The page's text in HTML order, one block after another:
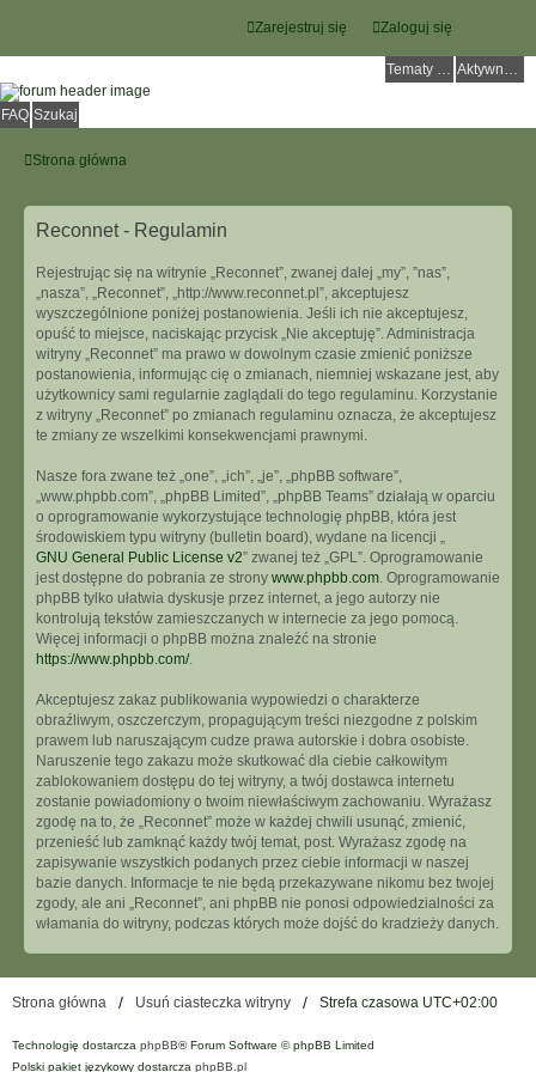
Zaloguj się
Zarejestruj się
Tematy bez odpowiedzi Aktywne tematy
FAQ Szukaj
Strona główna
Reconnet - Regulamin
Rejestrując się na witrynie „Reconnet”, zwanej dalej „my”, ”nas”,
„nasza”, „Reconnet”, „http://www.reconnet.pl”, akceptujesz
wyszczególnione poniżej postanowienia. Jeśli ich nie akceptujesz,
opuść to miejsce, naciskając przycisk „Nie akceptuję”. Administracja
witryny „Reconnet” ma prawo w dowolnym czasie zmienić poniższe
postanowienia, informując cię o zmianach, niemniej wskazane jest, aby
użytkownicy sami regularnie zaglądali do tego regulaminu. Korzystanie
z witryny „Reconnet” po zmianach regulaminu oznacza, że akceptujesz
te zmiany ze wszelkimi konsekwencjami prawnymi.
Nasze fora zwane też „one”, „ich”, „je”, „phpBB software”,
„www.phpbb.com”, „phpBB Limited”, „phpBB Teams” działają w oparciu
o oprogramowanie wykorzystujące technologię phpBB, która jest
środowiskiem typu witryny (bulletin board), wydane na licencji „
GNU General Public License v2” zwanej też „GPL”. Oprogramowanie
jest dostępne do pobrania ze strony www.phpbb.com. Oprogramowanie
phpBB tylko ułatwia dyskusje przez internet, a jego autorzy nie
kontrolują tekstów zamieszczanych w internecie za jego pomocą.
Więcej informacji o phpBB można znaleźć na stronie
https://www.phpbb.com/.
Akceptujesz zakaz publikowania wypowiedzi o charakterze
obraźliwym, oszczerczym, propagującym treści niezgodne z polskim
prawem lub naruszającym cudze prawa autorskie i dobra osobiste.
Naruszenie tego zakazu może skutkować dla ciebie całkowitym
zablokowaniem dostępu do tej witryny, a twój dostawca internetu
zostanie powiadomiony o twoim niewłaściwym zachowaniu. Wyrażasz
zgodę na to, że „Reconnet” może w każdej chwili usunąć, zmienić,
przenieść lub zamknąć każdy twój temat, post. Wyrażasz zgodę na
zapisywanie wszystkich podanych przez ciebie informacji w naszej
bazie danych. Informacje te nie będą przekazywane nikomu bez twojej
zgody, ale ani „Reconnet”, ani phpBB nie ponosi odpowiedzialności za
włamania do witryny, podczas których może dojść do kradzieży danych.
Strona główna Usuń ciasteczka witryny Strefa czasowa UTC+02:00
Technologię dostarcza phpBB® Forum Software © phpBB Limited
Polski pakiet językowy dostarcza phpBB.pl